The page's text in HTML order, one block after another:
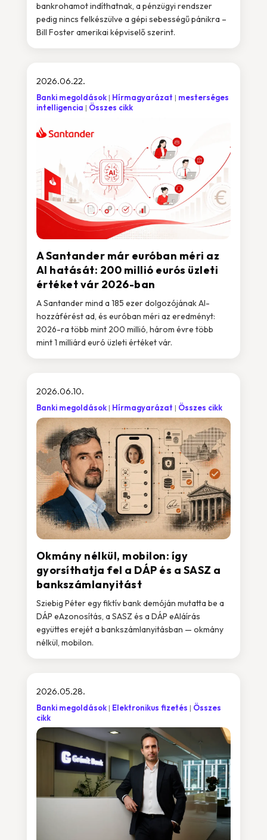
bankrohamot indíthatnak, a pénzügyi rendszer
pedig nincs felkészülve a gépi sebességű pánikra –
Bill Foster amerikai képviselő szerint.
A Santander már euróban méri az
AI hatását: 200 millió eurós üzleti
értéket vár 2026-ban
2026.06.22.
Banki megoldások Hírmagyarázat
mesterséges
intelligencia
Összes cikk
A Santander mind a 185 ezer dolgozójának AI-
hozzáférést ad, és euróban méri az eredményt:
2026-ra több mint 200 millió, három évre több
mint 1 milliárd euró üzleti értéket vár.
Okmány nélkül, mobilon: így
gyorsíthatja fel a DÁP és a SASZ a
bankszámlanyitást
2026.06.10.
Banki megoldások Hírmagyarázat Összes cikk
Sziebig Péter egy fiktív bank demóján mutatta be a
DÁP eAzonosítás, a SASZ és a DÁP eAláírás
együttes erejét a bankszámlanyitásban — okmány
nélkül, mobilon.
2026.05.28.
Banki megoldások Elektronikus fizetés
Összes
cikk